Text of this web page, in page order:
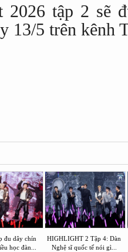
2026 tập 2 sẽ
13/5 trên kênh
đu dây chín
học đàn...
HIGHLIGHT 2 Tập 4: Dàn
Nghệ sĩ quốc tế nói gì...